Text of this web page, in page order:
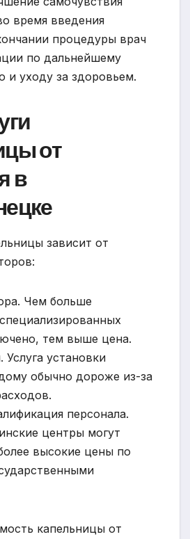
время введения
процедуры врач
по дальнейшему
и уходу за здоровьем.
от
в
зависит от
Чем больше
тем выше цена.
установки
обычно дороже из-за
персонала.
центры могут
высокие цены по
капельницы от